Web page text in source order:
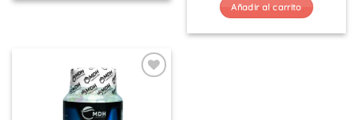
Añadir al carrito